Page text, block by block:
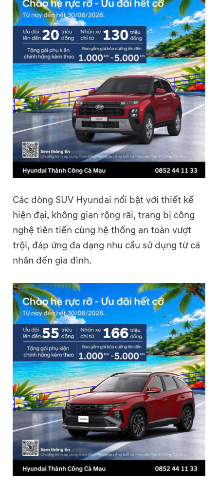
Các dòng SUV Hyundai nổi bật với thiết kế
hiện đại, không gian rộng rãi, trang bị công
nghệ tiên tiến cùng hệ thống an toàn vượt
trội, đáp ứng đa dạng nhu cầu sử dụng từ cá
nhân đến gia đình.